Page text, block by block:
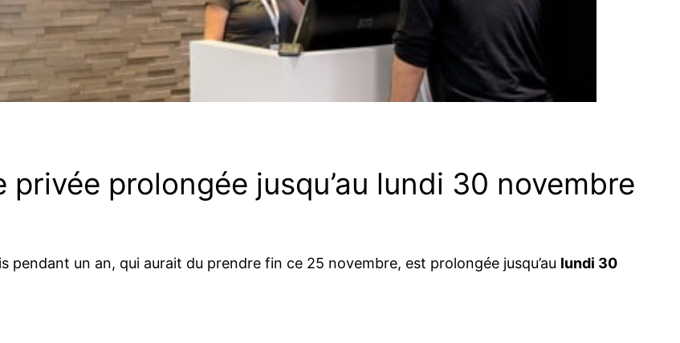
privée prolongée jusqu’au lundi 30 novembre
pendant un an, qui aurait du prendre fin ce 25 novembre, est prolongée jusqu’au lundi 30